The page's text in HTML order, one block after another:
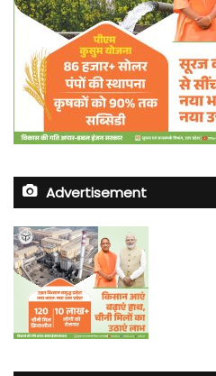
Advertisement